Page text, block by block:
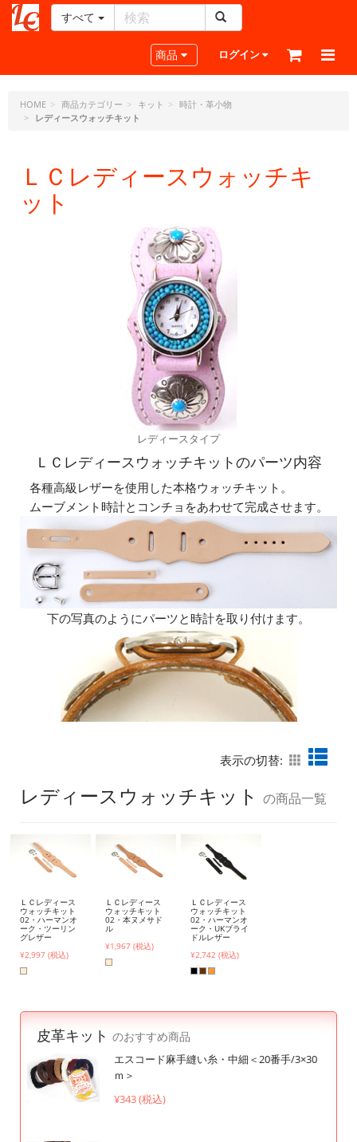
ー
ラ
フ
ト・
ジ
すべて
Toggle navigation
商品 ログイン
HOME 商品カテゴリー キット
時計・革小物
レディースウォッチキット
ＬＣレディースウォッチキ
ット
レディースタイプ
ＬＣレディースウォッチキットのパーツ内容
各種高級レザーを使用した本格ウォッチキット。
ムーブメント時計とコンチョをあわせて完成させます。
下の写真のようにパーツと時計を取り付けます。
表示の切替:
レディースウォッチキット の商品一覧
ＬＣレディース
ウォッチキット
02・ハーマンオ
ーク・ツーリン
グレザー
¥2,997 (税込)
ＬＣレディース
ウォッチキット
02・本ヌメサド
ル
¥1,967 (税込)
ＬＣレディース
ウォッチキット
02・ハーマンオ
ーク・UKブライ
ドルレザー
¥2,742 (税込)
皮革キット のおすすめ商品
エスコード麻手縫い糸・中細＜20番手/3×30
ｍ＞
¥343 (税込)